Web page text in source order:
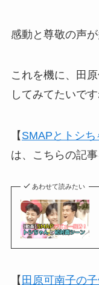
感動と尊敬の声
これを機に、田
してみてたいです
【 SMAPとトシち
は、こちらの記事
あわせて読みたい
【 田原可南子の